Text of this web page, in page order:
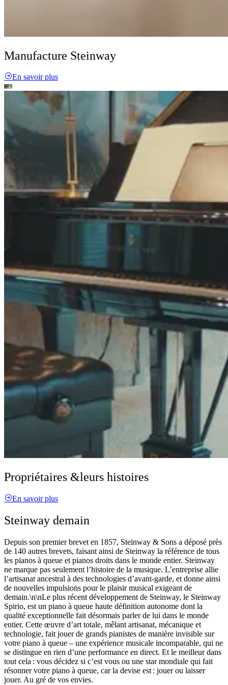
Manufacture Steinway
En savoir plus
Propriétaires &leurs histoires
En savoir plus
Steinway demain
Depuis son premier brevet en 1857, Steinway ⁠&⁠ Sons a déposé près
de 140 autres brevets, faisant ainsi de Steinway la référence de tous
les pianos à queue et pianos droits dans le monde entier. Steinway
ne marque pas seulement l’histoire de la musique. L’entreprise allie
l’artisanat ancestral à des technologies d’avant-garde, et donne ainsi
de nouvelles impulsions pour le plaisir musical exigeant de
demain.\n\nLe plus récent développement de Steinway, le Steinway
Spirio, est un piano à queue haute définition autonome dont la
qualité exceptionnelle fait désormais parler de lui dans le monde
entier. Cette œuvre d’art totale, mêlant artisanat, mécanique et
technologie, fait jouer de grands pianistes de manière invisible sur
votre piano à queue – une expérience musicale incomparable, qui ne
se distingue en rien d’une performance en direct. Et le meilleur dans
tout cela : vous décidez si c’est vous ou une star mondiale qui fait
résonner votre piano à queue, car la devise est : jouer ou laisser
jouer. Au gré de vos envies.